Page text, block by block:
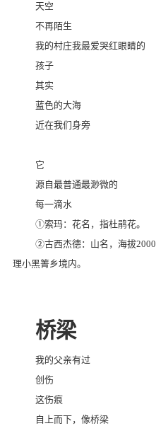
天空
不再陌生
我的村庄我最爱哭红眼睛的
孩子
其实
蓝色的大海
近在我们身旁
它
源自最普通最渺微的
每一滴水
①索玛：花名，指杜鹃花。
②古西杰德：山名，海拔2000
理小黑箐乡境内。
桥梁
我的父亲有过
创伤
这伤痕
自上而下，像桥梁